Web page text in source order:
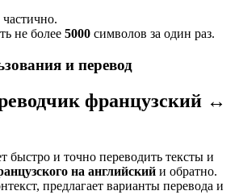
не более 5000 символов за один раз.
и перевод
французский ↔
быстро и точно переводить тексты и
на английский и обратно.
предлагает варианты перевода и